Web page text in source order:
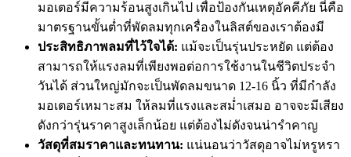
มอเตอร์มีความร้อนสูงเกินไป เพื่อป้องกันเหตุอัคคีภัย นี่คือ
มาตรฐานขั้นต่ำที่พัดลมทุกเครื่องในลิสต์ของเราต้องมี
ประสิทธิภาพลมที่ไว้ใจได้: แม้จะเป็นรุ่นประหยัด แต่ต้อง
สามารถให้แรงลมที่เพียงพอต่อการใช้งานในชีวิตประจำ
วันได้ ส่วนใหญ่มักจะเป็นพัดลมขนาด 12-16 นิ้ว ที่มีกำลัง
มอเตอร์เหมาะสม ให้ลมที่แรงและสม่ำเสมอ อาจจะมีเสียง
ดังกว่ารุ่นราคาสูงเล็กน้อย แต่ต้องไม่ดังจนน่ารำคาญ
วัสดุที่สมราคาและทนทาน: แน่นอนว่าวัสดุอาจไม่หรูหรา